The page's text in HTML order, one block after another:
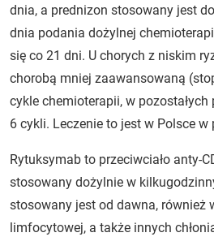
dnia, a prednizon stosowany jest
dnia podania dożylnej
się co 21 dni. U chorych z niskim
chorobą mniej zaawansowaną
cykle chemioterapii, w
6 cykli. Leczenie to jest w Polsce w
Rytuksymab to przeciwciało anty-
stosowany dożylnie w
stosowany jest od dawna, również
limfocytowej, a także innych